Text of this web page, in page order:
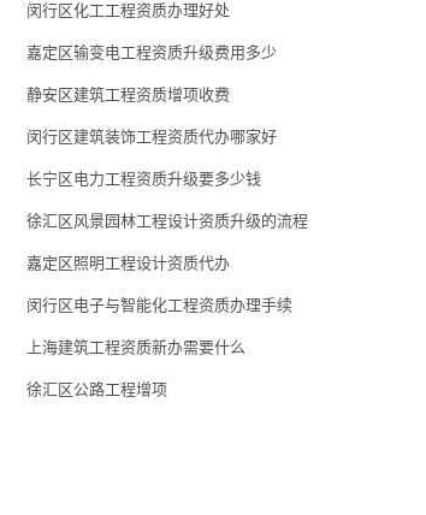
闵行区化工工程资质办理好处
嘉定区输变电工程资质升级费用多少
静安区建筑工程资质增项收费
闵行区建筑装饰工程资质代办哪家好
长宁区电力工程资质升级要多少钱
徐汇区风景园林工程设计资质升级的流程
嘉定区照明工程设计资质代办
闵行区电子与智能化工程资质办理手续
上海建筑工程资质新办需要什么
徐汇区公路工程增项